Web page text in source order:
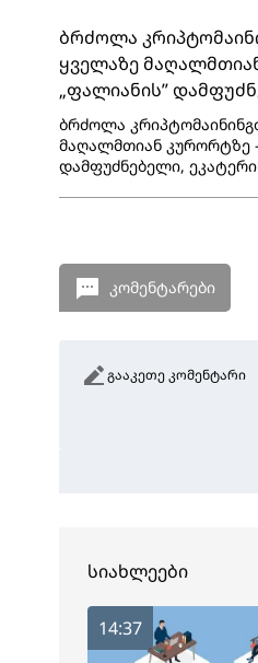
ბრძოლა
ყველაზე
„ფალიანის”
ბრძოლა
მაღალმთიან კურორტზე -
დამფუძნებელი,
კომენტარები
გააკეთე კომენტარი
სიახლეები
14:37